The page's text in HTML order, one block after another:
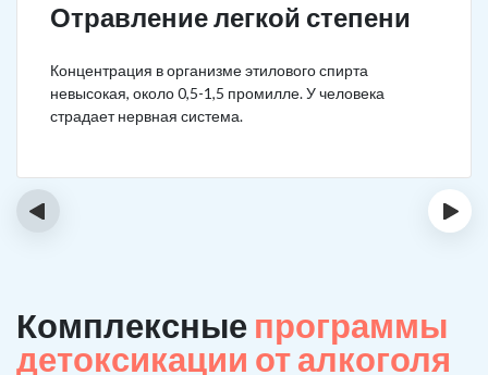
Отравление легкой степени
Концентрация в организме этилового спирта
невысокая, около 0,5-1,5 промилле. У человека
страдает нервная система.
‹ ›
Комплексные программы
детоксикации от алкоголя